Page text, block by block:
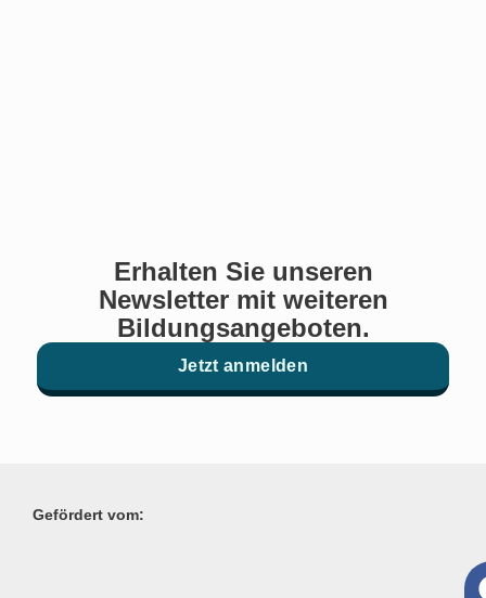
Erhalten Sie unseren
Newsletter mit weiteren
Bildungsangeboten.
Jetzt anmelden
Gefördert vom: